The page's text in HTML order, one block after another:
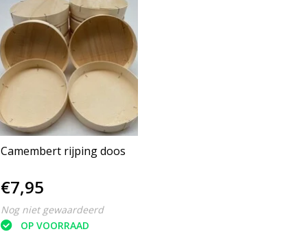
Camembert rijping doos
€7,95
Nog niet gewaardeerd
OP VOORRAAD